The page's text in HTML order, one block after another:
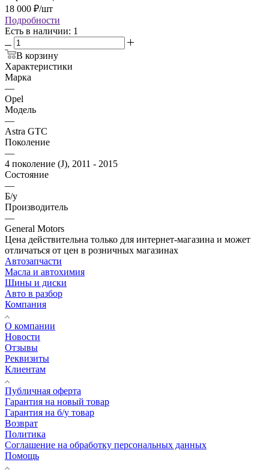
18 000 ₽/шт
Подробности
Есть в наличии: 1
В корзину
Характеристики
Марка
—
Opel
Модель
—
Astra GTC
Поколение
—
4 поколение (J), 2011 - 2015
Состояние
—
Б/у
Производитель
—
General Motors
Цена действительна только для интернет-магазина и может
отличаться от цен в розничных магазинах
Автозапчасти
Масла и автохимия
Шины и диски
Авто в разбор
Компания
О компании
Новости
Отзывы
Реквизиты
Клиентам
Публичная оферта
Гарантия на новый товар
Гарантия на б/у товар
Возврат
Политика
Соглашение на обработку персональных данных
Помощь